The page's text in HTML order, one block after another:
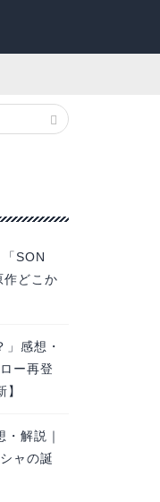
SON
作どこか
感想・
ー再登
解説｜
ャの誕